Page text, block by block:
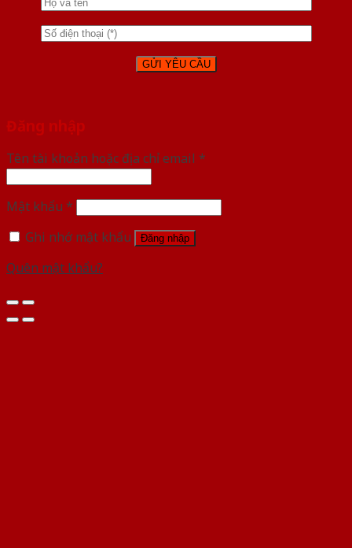
Đăng nhập
Tên tài khoản hoặc địa chỉ email *
Mật khẩu *
Ghi nhớ mật khẩu
Đăng nhập
Quên mật khẩu?